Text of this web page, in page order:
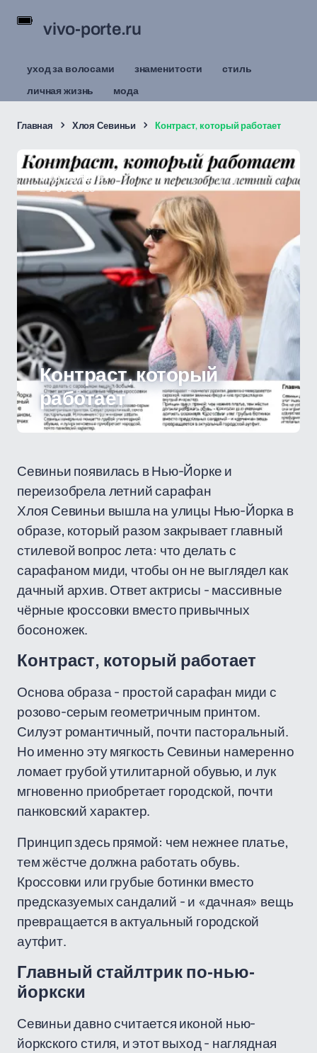
vivo-porte.ru
уход за волосами знаменитости
стиль
личная жизнь
мода
Главная Хлоя Севиньи Контраст, который работает
vivo-porte.ru
29-05-2026
Контраст, который
работает
Севиньи появилась в Нью-Йорке и
переизобрела летний сарафан
Хлоя Севиньи вышла на улицы Нью-Йорка в
образе, который разом закрывает главный
стилевой вопрос лета: что делать с
сарафаном миди, чтобы он не выглядел как
дачный архив. Ответ актрисы - массивные
чёрные кроссовки вместо привычных
босоножек.
Контраст, который работает
Основа образа - простой сарафан миди с
розово-серым геометричным принтом.
Силуэт романтичный, почти пасторальный.
Но именно эту мягкость Севиньи намеренно
ломает грубой утилитарной обувью, и лук
мгновенно приобретает городской, почти
панковский характер.
Принцип здесь прямой: чем нежнее платье,
тем жёстче должна работать обувь.
Кроссовки или грубые ботинки вместо
предсказуемых сандалий - и «дачная» вещь
превращается в актуальный городской
аутфит.
Главный стайлтрик по-нью-
йоркски
Севиньи давно считается иконой нью-
йоркского стиля, и этот выход - наглядная